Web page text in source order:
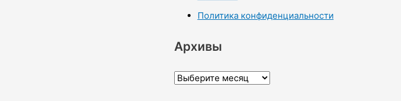
Политика конфиденциальности
Архивы
А